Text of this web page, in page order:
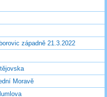
západně 21.3.2022
Moravě